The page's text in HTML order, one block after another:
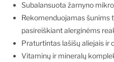
Subalansuota žarnyno
Rekomenduojamas šunims
pasireiškiant alerginėms
Praturtintas lašišų aliejais ir
Vitaminų ir mineralų